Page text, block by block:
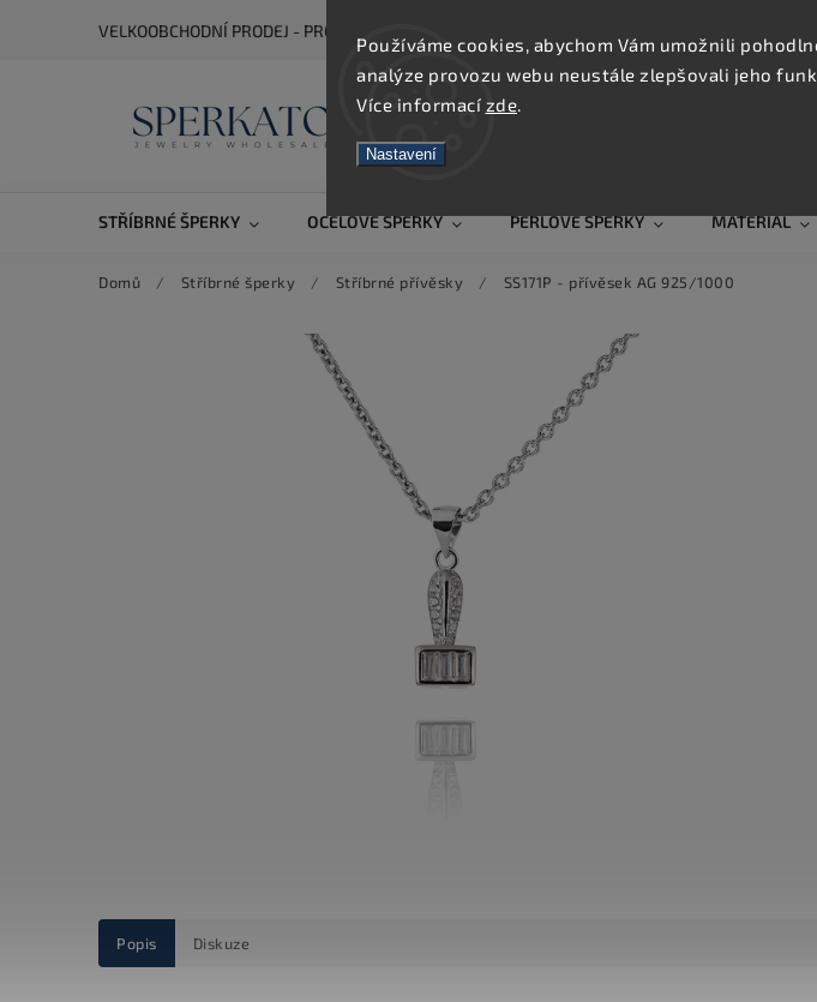
Používáme cookies, abychom Vám umožnili
analýze provozu webu neustále zlepšovali jeho
Více informací zde.
Nastavení
VELKOOBCHODNÍ PRODEJ - PRO ZOBRAZENÍ CEN SE REGISTRUJTE
STŘÍBRNÉ ŠPERKY OCELOVÉ ŠPERKY PERLOVÉ ŠPERKY MATERIÁL
Domů / Stříbrné šperky / Stříbrné přívěsky / SS171P - přívěsek AG 925/1000
Popis Diskuze